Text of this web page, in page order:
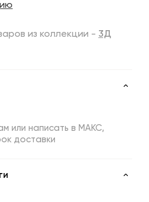
из коллекции - 3Д
или написать в МАКС,
доставки